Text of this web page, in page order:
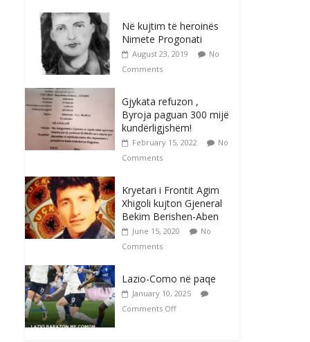
Në kujtim të heroinës
Nimete Progonati
August 23, 2019
No
Comments
Gjykata refuzon ,
Byroja paguan 300 mijë
kundërligjshëm!
February 15, 2022
No
Comments
Kryetari i Frontit Agim
Xhigoli kujton Gjeneral
Bekim Berishen-Aben
June 15, 2020
No
Comments
Lazio-Como në paqe
January 10, 2025
Comments Off